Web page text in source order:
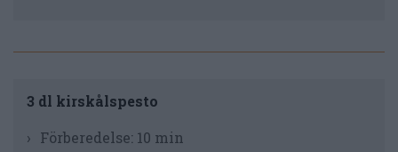
3 dl kirskålspesto
Förberedelse: 10 min